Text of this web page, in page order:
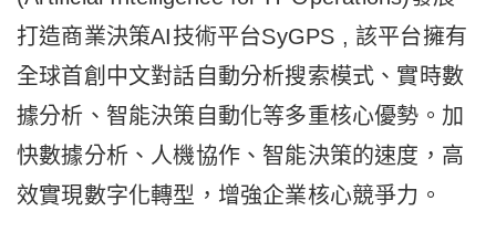
打造商業決策AI技術平台SyGPS , 該平台擁有
全球首創中文對話自動分析搜索模式、實時數
據分析、智能決策自動化等多重核心優勢。加
快數據分析、人機協作、智能決策的速度，高
效實現數字化轉型，增強企業核心競爭力。